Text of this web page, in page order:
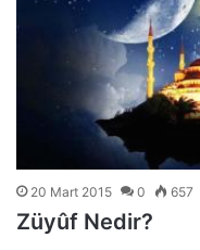
20 Mart 2015 0 657
Züyûf Nedir?